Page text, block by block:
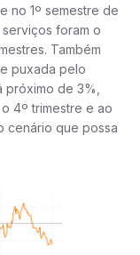
no 1º semestre de
foram o
Também
puxada pelo
próximo de 3%,
4º trimestre e ao
cenário que possa